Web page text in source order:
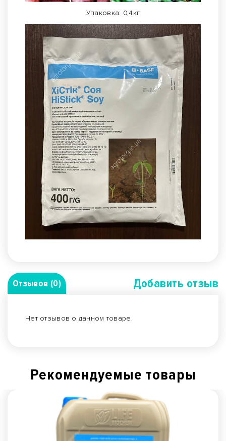
Упаковка: 0,4кг
Отзывов (0) Добавить отзыв
Нет отзывов о данном товаре.
Рекомендуемые товары